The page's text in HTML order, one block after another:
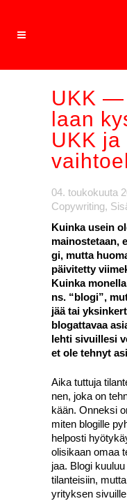
UKK
laan
UKK
04. toukokuuta
Copywriting,
Kuin­ka usein
mai­nos­te­taan,
gi, mut­ta
päi­vi­tet­ty
Kuin­ka
ns. “blo­gi”,
jää tai
blo­gat­ta­vaa
leh­ti sivuil­le­si
et ole teh­nyt
Aika tut­tu­ja
nen, joka on
kään. Onnek­si
miten blo­gil­le
hel­pos­ti
oli­si­kaan omaa
jaa. Blo­gi
tilan­tei­siin,
yri­tyk­sen